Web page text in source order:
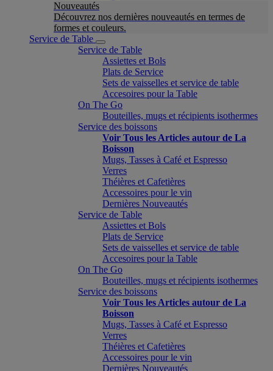
Nouveautés
Découvrez nos dernières nouveautés en termes de
formes et couleurs.
Service de Table
Service de Table
Assiettes et Bols
Plats de Service
Sets de vaisselles et service de table
Accesoires pour la Table
On The Go
Bouteilles, mugs et récipients isothermes
Service des boissons
Voir Tous les Articles autour de La
Boisson
Mugs, Tasses à Café et Espresso
Verres
Théières et Cafetières
Accessoires pour le vin
Dernières Nouveautés
Service de Table
Assiettes et Bols
Plats de Service
Sets de vaisselles et service de table
Accesoires pour la Table
On The Go
Bouteilles, mugs et récipients isothermes
Service des boissons
Voir Tous les Articles autour de La
Boisson
Mugs, Tasses à Café et Espresso
Verres
Théières et Cafetières
Accessoires pour le vin
Dernières Nouveautés